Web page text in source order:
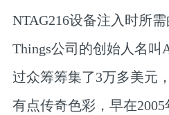
NTAG216设备注入时所
Things公司的创始人名叫
过众筹筹集了3万多美元
有点传奇色彩，早在